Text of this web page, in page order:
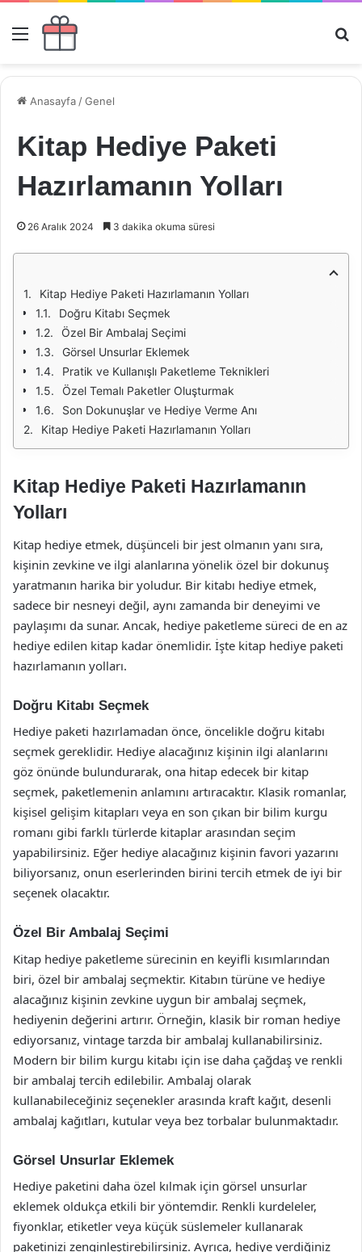
Menü
Anasayfa /Genel
Kitap Hediye Paketi
Hazırlamanın Yolları
26 Aralık 2024 3 dakika okuma süresi
Kitap Hediye Paketi Hazırlamanın Yolları
Doğru Kitabı Seçmek
Özel Bir Ambalaj Seçimi
Görsel Unsurlar Eklemek
Pratik ve Kullanışlı Paketleme Teknikleri
Özel Temalı Paketler Oluşturmak
Son Dokunuşlar ve Hediye Verme Anı
Kitap Hediye Paketi Hazırlamanın Yolları
Kitap Hediye Paketi Hazırlamanın
Yolları
Kitap hediye etmek, düşünceli bir jest olmanın yanı sıra,
kişinin zevkine ve ilgi alanlarına yönelik özel bir dokunuş
yaratmanın harika bir yoludur. Bir kitabı hediye etmek,
sadece bir nesneyi değil, aynı zamanda bir deneyimi ve
paylaşımı da sunar. Ancak, hediye paketleme süreci de en az
hediye edilen kitap kadar önemlidir. İşte kitap hediye paketi
hazırlamanın yolları.
Doğru Kitabı Seçmek
Hediye paketi hazırlamadan önce, öncelikle doğru kitabı
seçmek gereklidir. Hediye alacağınız kişinin ilgi alanlarını
göz önünde bulundurarak, ona hitap edecek bir kitap
seçmek, paketlemenin anlamını artıracaktır. Klasik romanlar,
kişisel gelişim kitapları veya en son çıkan bir bilim kurgu
romanı gibi farklı türlerde kitaplar arasından seçim
yapabilirsiniz. Eğer hediye alacağınız kişinin favori yazarını
biliyorsanız, onun eserlerinden birini tercih etmek de iyi bir
seçenek olacaktır.
Özel Bir Ambalaj Seçimi
Kitap hediye paketleme sürecinin en keyifli kısımlarından
biri, özel bir ambalaj seçmektir. Kitabın türüne ve hediye
alacağınız kişinin zevkine uygun bir ambalaj seçmek,
hediyenin değerini artırır. Örneğin, klasik bir roman hediye
ediyorsanız, vintage tarzda bir ambalaj kullanabilirsiniz.
Modern bir bilim kurgu kitabı için ise daha çağdaş ve renkli
bir ambalaj tercih edilebilir. Ambalaj olarak
kullanabileceğiniz seçenekler arasında kraft kağıt, desenli
ambalaj kağıtları, kutular veya bez torbalar bulunmaktadır.
Görsel Unsurlar Eklemek
Hediye paketini daha özel kılmak için görsel unsurlar
eklemek oldukça etkili bir yöntemdir. Renkli kurdeleler,
fiyonklar, etiketler veya küçük süslemeler kullanarak
paketinizi zenginleştirebilirsiniz. Ayrıca, hediye verdiğiniz